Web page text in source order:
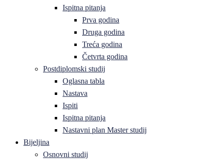
Ispitna pitanja
Prva godina
Druga godina
Treća godina
Četvrta godina
Postdiplomski studij
Oglasna tabla
Nastava
Ispiti
Ispitna pitanja
Nastavni plan Master studij
Bijeljina
Osnovni studij